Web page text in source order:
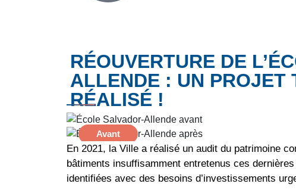
RÉOUVERTURE DE
ALLENDE : UN PROJET
RÉALISÉ !
Avant
En 2021, la Ville a réalisé un audit du patrimoine
bâtiments insuffisamment entretenus ces
identifiées avec des besoins d’investissements